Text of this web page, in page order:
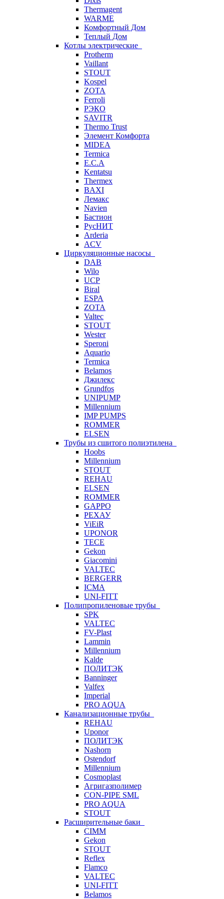
Thermagent
WARME
Комфортный Дом
Теплый Дом
Котлы электрические
Protherm
Vaillant
STOUT
Kospel
ZOTA
Ferroli
РЭКО
SAVITR
Thermo Trust
Элемент Комфорта
MIDEA
Termica
E.C.A
Kentatsu
Thermex
BAXI
Лемакс
Navien
Бастион
РусНИТ
Arderia
ACV
Циркуляционные насосы
DAB
Wilo
UCP
Biral
ESPA
ZOTA
Valtec
STOUT
Wester
Speroni
Aquario
Termica
Belamos
Джилекс
Grundfos
UNIPUMP
Millennium
IMP PUMPS
ROMMER
ELSEN
Трубы из сшитого полиэтилена
Hoobs
Millennium
STOUT
REHAU
ELSEN
ROMMER
GAPPO
РЕХАУ
ViEiR
UPONOR
TECE
Gekon
Giacomini
VALTEC
BERGERR
ICMA
UNI-FITT
Полипропиленовые трубы
SPK
VALTEC
FV-Plast
Lammin
Millennium
Kalde
ПОЛИТЭК
Banninger
Valfex
Imperial
PRO AQUA
Канализационные трубы
REHAU
Uponor
ПОЛИТЭК
Nashorn
Ostendorf
Millennium
Cosmoplast
Агригазполимер
CON-PIPE SML
PRO AQUA
STOUT
Расширительные баки
CIMM
Gekon
STOUT
Reflex
Flamco
VALTEC
UNI-FITT
Belamos